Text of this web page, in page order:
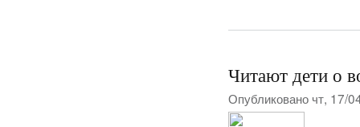
Читают дети о
Опубликовано чт, 17/